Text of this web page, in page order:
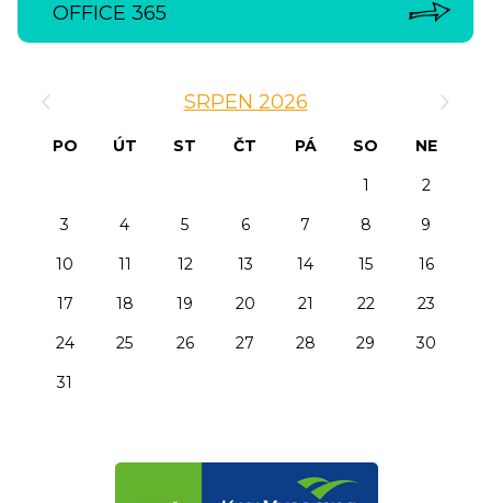
OFFICE 365
SRPEN 2026
PO ÚT ST ČT PÁ SO
NE
1
2
3
4 5 6 7 8
9
10
11 12 13 14 15
16
17
18 19 20 21 22
23
24
25 26 27 28 29
30
31